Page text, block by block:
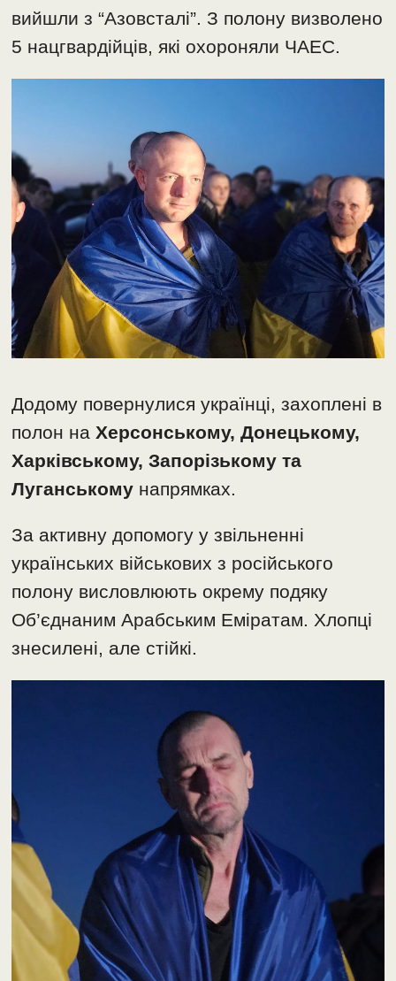
вийшли з “Азовсталі”. З полону визволено
5 нацгвардійців, які охороняли ЧАЕС.
Додому повернулися українці, захоплені в
полон наХерсонському, Донецькому,
Харківському, Запорізькому та
Луганському напрямках.
За активну допомогу у звільненні
українських військових з російського
полону висловлюють окрему подяку
Об’єднаним Арабським Еміратам. Хлопці
знесилені, але стійкі.